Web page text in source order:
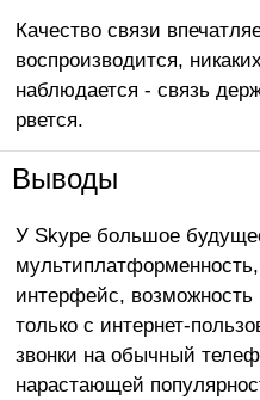
Качество связи
воспроизводится,
наблюдается - связь
рвется.
Выводы
У Skype большое
интерфейс, возможность
только с интернет-
звонки на обычный
нарастающей